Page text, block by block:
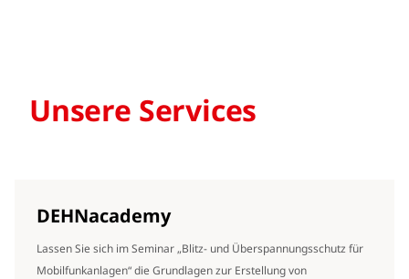
Unsere Services
DEHNacademy
Lassen Sie sich im Seminar „Blitz- und Überspannungsschutz für
Mobilfunkanlagen“ die Grundlagen zur Erstellung von